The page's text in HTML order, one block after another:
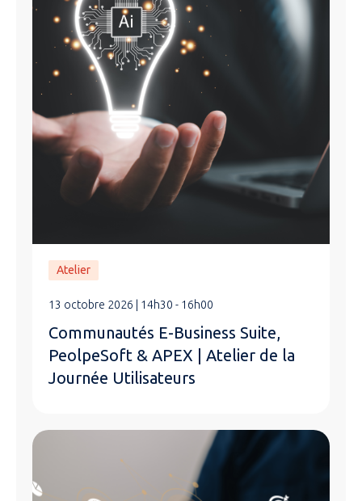
Atelier
13 octobre 2026 | 14h30 - 16h00
Communautés E-Business Suite,
PeolpeSoft & APEX | Atelier de la
Journée Utilisateurs